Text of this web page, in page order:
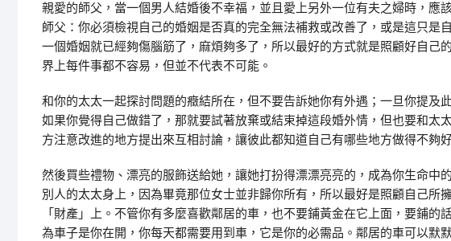
親愛的師父，當一個男人結婚後不幸福，並且愛上另外一位有夫之婦時，應
師父：你必須檢視自己的婚姻是否真的完全無法補救或改善了，或是這只是
一個婚姻就已經夠傷腦筋了，麻煩夠多了，所以最好的方式就是照顧好自己
界上每件事都不容易，但並不代表不可能。
和你的太太一起探討問題的癥結所在，但不要告訴她你有外遇；一旦你提及
如果你覺得自己做錯了，那就要試著放棄或結束掉這段婚外情，但也要和太
方注意改進的地方提出來互相討論，讓彼此都知道自己有哪些地方做得不夠
然後買些禮物、漂亮的服飾送給她，讓她打扮得漂漂亮亮的，成為你生命中
別人的太太身上，因為畢竟那位女士並非歸你所有，所以最好是照顧自己所
「財產」上。不管你有多麼喜歡鄰居的車，也不要鋪黃金在它上面，要鋪
為車子是你在開，你每天都需要用到車，它是你的必需品。鄰居的車可以默